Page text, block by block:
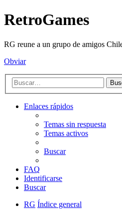
RetroGames
RG reune a un grupo de amigos
Obviar
Enlaces rápidos
Temas sin respuesta
Temas activos
Buscar
FAQ
Identificarse
Buscar
RG Índice general